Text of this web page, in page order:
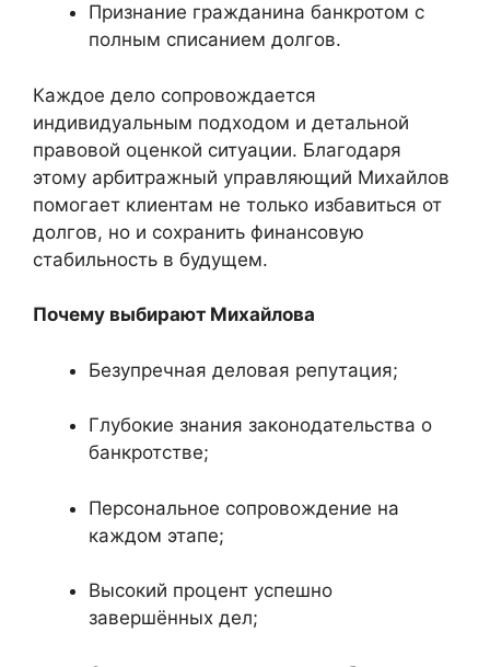
Признание гражданина банкротом с
полным списанием долгов.
Каждое дело сопровождается
индивидуальным подходом и детальной
правовой оценкой ситуации. Благодаря
этому арбитражный управляющий Михайлов
помогает клиентам не только избавиться от
долгов, но и сохранить финансовую
стабильность в будущем.
Почему выбирают Михайлова
Безупречная деловая репутация;
Глубокие знания законодательства о
банкротстве;
Персональное сопровождение на
каждом этапе;
Высокий процент успешно
завершённых дел;